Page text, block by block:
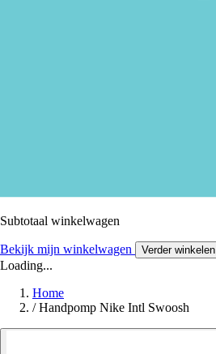
Subtotaal winkelwagen
Bekijk mijn winkelwagen Verder winkelen
Loading...
Home
/ Handpomp Nike Intl Swoosh